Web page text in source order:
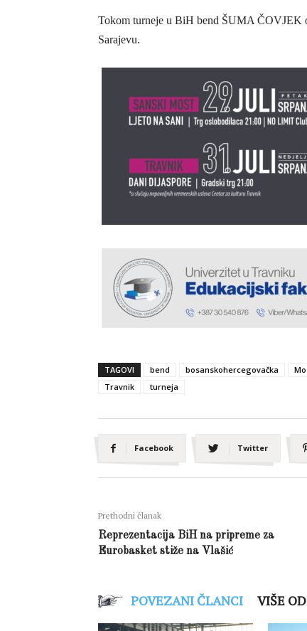
Tokom turneje u BiH bend ŠUMA ČOVJEK
Sarajevu.
TAGOVI bend bosanskohercegovačka
Travnik
turneja
Facebook Twitter
Prethodni članak
Reprezentacija BiH na pripreme za
Eurobasket stiže na Vlašić
POVEZANI ČLANCI VIŠE